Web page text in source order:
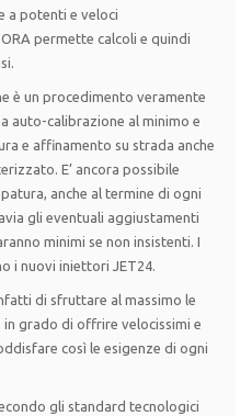
a potenti e veloci
permette calcoli e quindi
è un procedimento veramente
auto-calibrazione al minimo e
e affinamento su strada anche
E’ ancora possibile
anche al termine di ogni
gli eventuali aggiustamenti
minimi se non insistenti. I
i nuovi iniettori JET24.
di sfruttare al massimo le
grado di offrire velocissimi e
così le esigenze di ogni
gli standard tecnologici